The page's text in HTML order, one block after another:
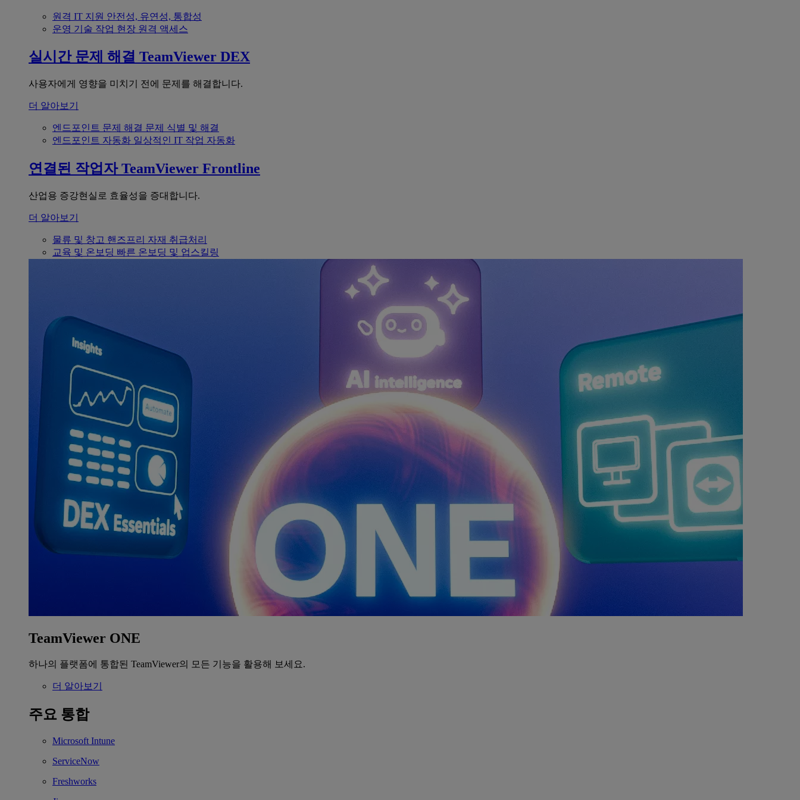
원격 IT 지원 안전성, 유연성, 통합성
운영 기술 작업 현장 원격 액세스
실시간 문제 해결 TeamViewer DEX
사용자에게 영향을 미치기 전에 문제를 해결합니다.
더 알아보기
엔드포인트 문제 해결 문제 식별 및 해결
엔드포인트 자동화 일상적인 IT 작업 자동화
연결된 작업자 TeamViewer Frontline
산업용 증강현실로 효율성을 증대합니다.
더 알아보기
물류 및 창고 핸즈프리 자재 취급처리
교육 및 온보딩 빠른 온보딩 및 업스킬링
TeamViewer ONE
하나의 플랫폼에 통합된 TeamViewer의 모든 기능을 활용해 보세요.
더 알아보기
주요 통합
Microsoft Intune
ServiceNow
Freshworks